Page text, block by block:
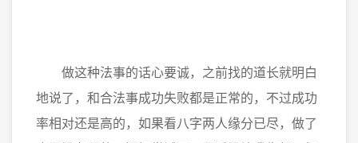
做这种法事的话心要诚，之前找的道长就明白
地说了，和合法事成功失败都是正常的，不过成功
率相对还是高的，如果看八字两人缘分已尽，做了